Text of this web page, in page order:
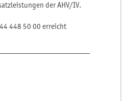
der AHV/IV.
448 50 00 erreicht